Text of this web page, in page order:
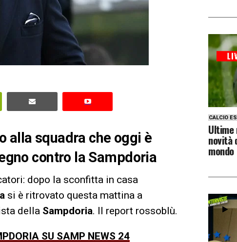
alla squadra che oggi è
contro la Sampdoria
dopo la sconfitta in casa
si è ritrovato questa mattina a
della Sampdoria. Il report rossoblù.
SU SAMP NEWS 24
CALCIO
novità
mondo